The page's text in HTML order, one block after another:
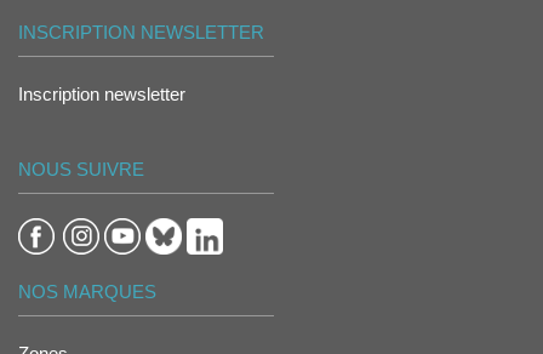
INSCRIPTION NEWSLETTER
Inscription newsletter
NOUS SUIVRE
NOS MARQUES